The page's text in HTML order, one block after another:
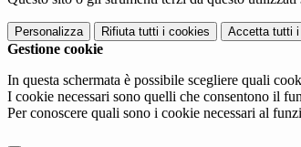
Personalizza Rifiuta tutti i cookies Accetta tutti i
Gestione cookie
In questa schermata è possibile scegliere quali
I cookie necessari sono quelli che consentono il
Per conoscere quali sono i cookie necessari al